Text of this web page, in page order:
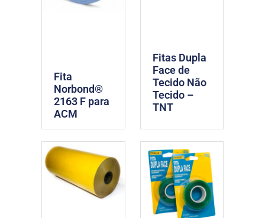
Fita
Norbond®
2163 F para
ACM
Fitas Dupla
Face de
Tecido Não
Tecido –
TNT